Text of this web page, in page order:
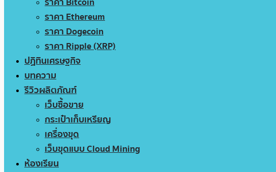
ราคา Ethereum
ราคา Dogecoin
ราคา Ripple (XRP)
ปฏิทินเศรษฐกิจ
บทความ
รีวิวผลิตภัณฑ์
เว็บซื้อขาย
กระเป๋าเก็บเหรียญ
เครื่องขุด
เว็บขุดแบบ Cloud Mining
ห้องเรียน